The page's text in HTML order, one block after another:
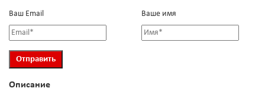
Ваш Email Ваше имя
Описание